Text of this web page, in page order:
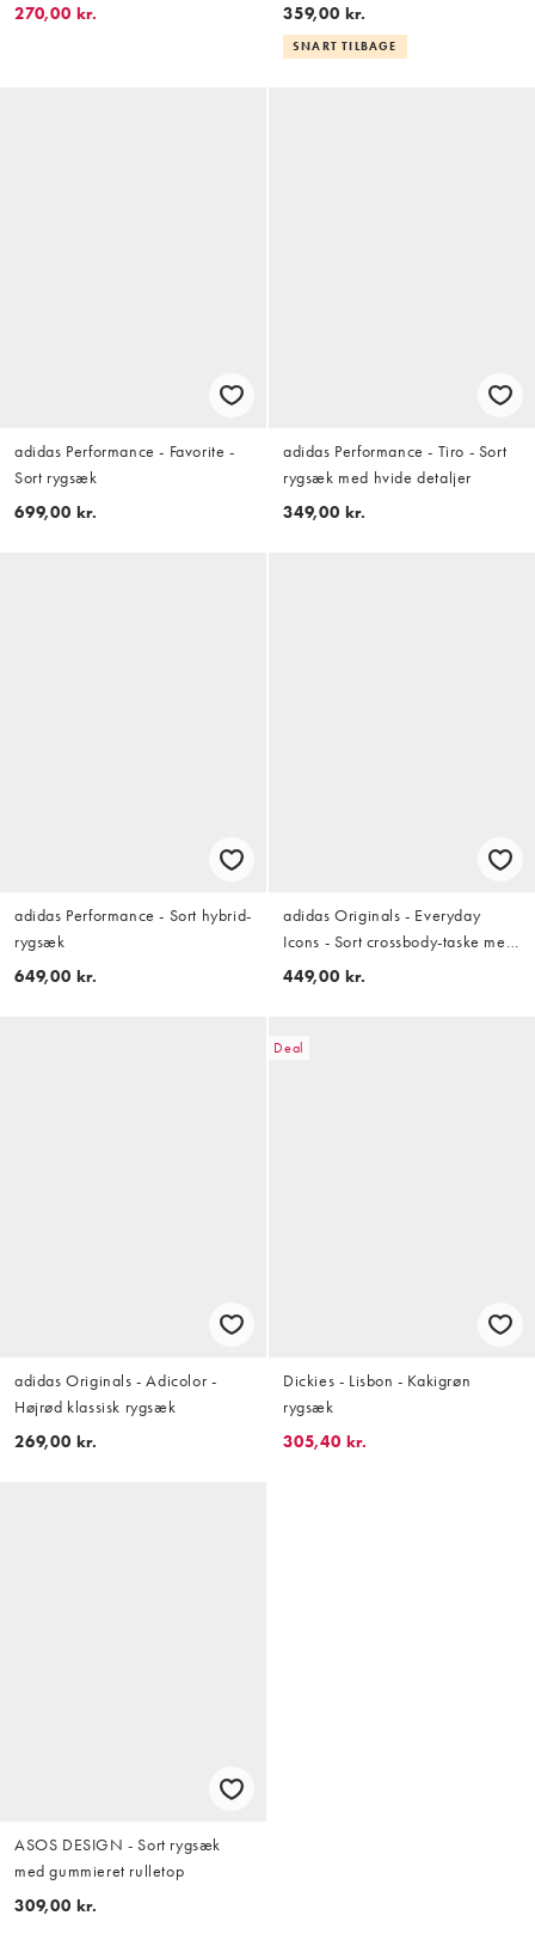
270,00 kr.
359,00 kr.
SNART TILBAGE
adidas Performance - Favorite -
Sort rygsæk
699,00 kr.
adidas Performance - Tiro - Sort
rygsæk med hvide detaljer
349,00 kr.
adidas Performance - Sort hybrid-
rygsæk
649,00 kr.
adidas Originals - Everyday
Icons - Sort crossbody-taske med
halvmåneform
449,00 kr.
adidas Originals - Adicolor -
Højrød klassisk rygsæk
269,00 kr.
Deal
Dickies - Lisbon - Kakigrøn
rygsæk
305,40 kr.
ASOS DESIGN - Sort rygsæk
med gummieret rulletop
309,00 kr.